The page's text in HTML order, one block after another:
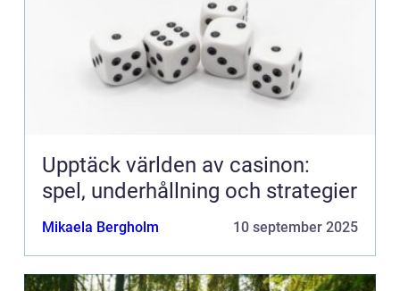
Upptäck världen av casinon:
spel, underhållning och strategier
Mikaela Bergholm 10 september 2025